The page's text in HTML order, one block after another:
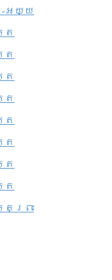
-អយ្យ
ត
ត
ត
ត
ត
ត
ត
ត
តព្រះ